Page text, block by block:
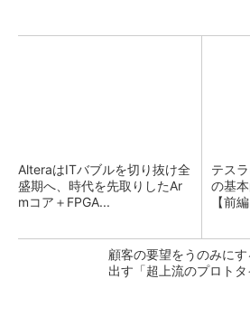
AlteraはITバブルを切り抜け全
盛期へ、時代を先取りしたAr
mコア＋FPGA...
テス
の基
【前編
顧客の要望をうのみに
出す「超上流のプロトタ